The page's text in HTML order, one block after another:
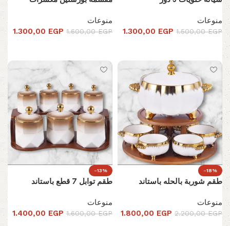
منوعات
1.500,00EGP
1.300,00 EGP
منوعات
1.600,00EGP
1.300,00 EGP
-18%
طقم شوربة بالحله باستاند
منوعات
2.200,00EGP
1.800,00 EGP
-13%
طقم توابل 7 قطع باستاند
منوعات
1.600,00EGP
1.400,00 EGP